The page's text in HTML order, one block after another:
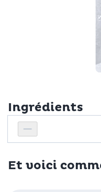
Ingrédients
Réduire le nombre de
Personnes
Et voici